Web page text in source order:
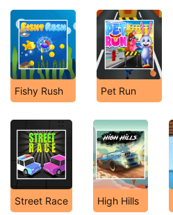
Fishy Rush Pet Run
Street Race High Hills